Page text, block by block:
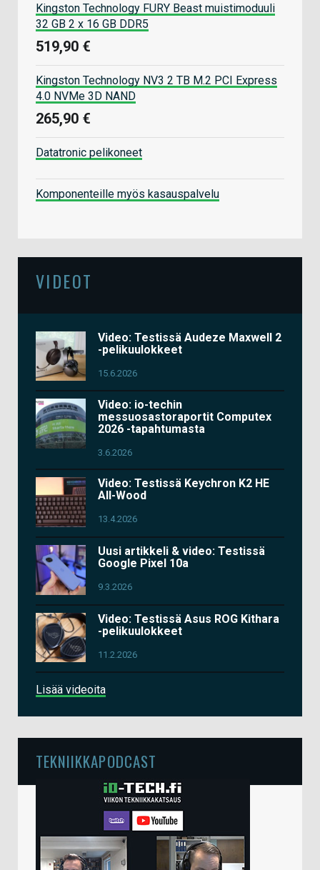
Kingston Technology FURY Beast muistimoduuli
32 GB 2 x 16 GB DDR5
519,90 €
Kingston Technology NV3 2 TB M.2 PCI Express
4.0 NVMe 3D NAND
265,90 €
Datatronic pelikoneet
Komponenteille myös kasauspalvelu
VIDEOT
Video: Testissä Audeze Maxwell 2
-pelikuulokkeet
15.6.2026
Video: io-techin
messuosastoraportit Computex
2026 -tapahtumasta
3.6.2026
Video: Testissä Keychron K2 HE
All-Wood
13.4.2026
Uusi artikkeli & video: Testissä
Google Pixel 10a
9.3.2026
Video: Testissä Asus ROG Kithara
-pelikuulokkeet
11.2.2026
Lisää videoita
TEKNIIKKAPODCAST